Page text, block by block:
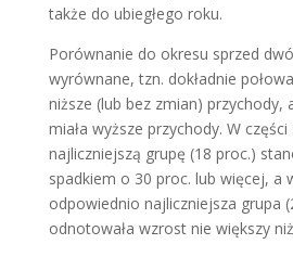
także do ubiegłego roku.
Porównanie do okresu sprzed
wyrównane, tzn. dokładnie
niższe (lub bez zmian) przychody,
miała wyższe przychody. W
najliczniejszą grupę (18 proc.)
spadkiem o 30 proc. lub więcej, a
odpowiednio najliczniejsza grupa
odnotowała wzrost nie większy